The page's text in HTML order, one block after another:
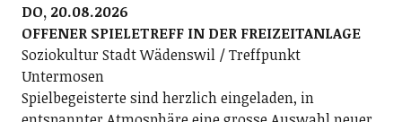
DO, 20.08.2026
OFFENER SPIELETREFF IN DER FREIZEITANLAGE
Soziokultur Stadt Wädenswil / Treffpunkt
Untermosen
Spielbegeisterte sind herzlich eingeladen, in